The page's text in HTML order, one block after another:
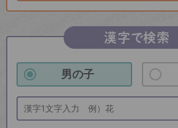
漢字で検索
男の子